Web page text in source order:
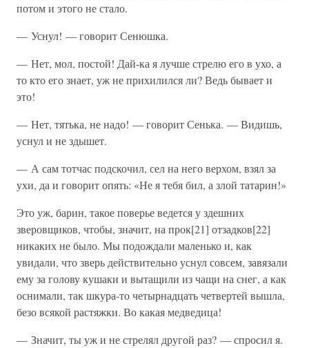
потом и этого не стало.
— Уснул! — говорит Сенюшка.
— Нет, мол, постой! Дай-ка я лучше стрелю его в ухо, а
то кто его знает, уж не прихилился ли? Ведь бывает и
это!
— Нет, тятька, не надо! — говорит Сенька. — Видишь,
уснул и не здышет.
— А сам тотчас подскочил, сел на него верхом, взял за
ухи, да и говорит опять: «Не я тебя бил, а злой татарин!»
Это уж, барин, такое поверье ведется у здешних
зверовщиков, чтобы, значит, на прок[21] отзадков[22]
никаких не было. Мы подождали маленько и, как
увидали, что зверь действительно уснул совсем, завязали
ему за голову кушаки и вытащили из чащи на снег, а как
оснимали, так шкура-то четырнадцать четвертей вышла,
безо всякой растяжки. Во какая медведица!
— Значит, ты уж и не стрелял другой раз? — спросил я.